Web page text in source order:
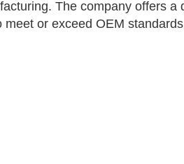
The company offers a
or exceed OEM
seeking top-tier